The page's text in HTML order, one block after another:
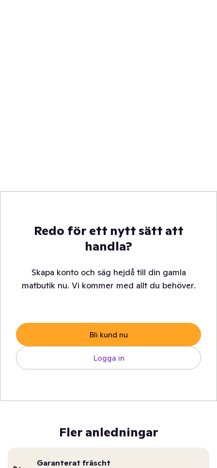
Redo för ett nytt sätt att
handla?
Skapa konto och säg hejdå till din gamla
matbutik nu. Vi kommer med allt du behöver.
Bli kund nu
Logga in
Fler anledningar
Garanterat fräscht